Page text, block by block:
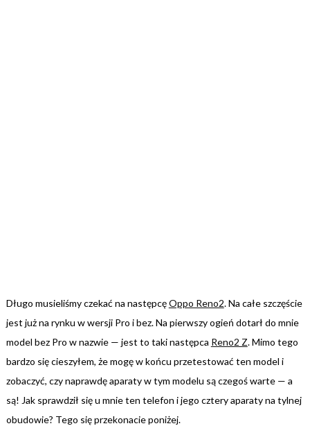
Długo musieliśmy czekać na następcęOppo Reno2. Na całe szczęście
jest już na rynku w wersji Pro i bez. Na pierwszy ogień dotarł do mnie
model bez Pro w nazwie — jest to taki następca Reno2 Z. Mimo tego
bardzo się cieszyłem, że mogę w końcu przetestować ten model i
zobaczyć, czy naprawdę aparaty w tym modelu są czegoś warte — a
są! Jak sprawdził się u mnie ten telefon i jego cztery aparaty na tylnej
obudowie? Tego się przekonacie poniżej.